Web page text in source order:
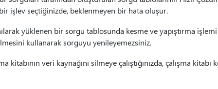
işlev seçtiğinizde, beklenmeyen bir hata oluşur.
yüklenen bir sorgu tablosunda kesme ve yapıştırma işlemi
kullanarak sorguyu yenileyemezsiniz.
kitabının veri kaynağını silmeye çalıştığınızda, çalışma